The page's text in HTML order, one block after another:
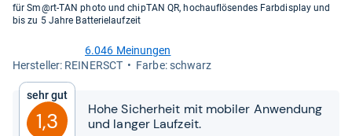
sich
für Sm@rt-TAN photo und chipTAN QR, hochauflösendes Farbdisplay und
bis zu 5 Jahre Batterielaufzeit
von
Sternen
6.046 Meinungen
Her­stel­ler: REINERSCT
Farbe: schwarz
Sehr gut
1,3
Hohe Sicherheit mit mobiler Anwendung
und langer Laufzeit.